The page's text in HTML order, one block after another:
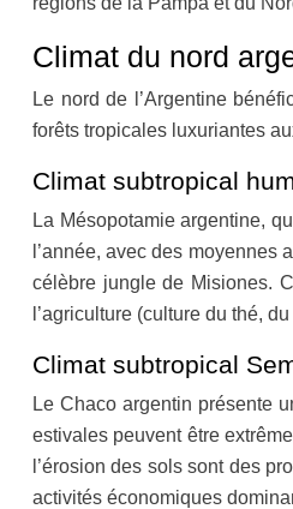
Climat du nord
Le nord de l’Argentine
forêts tropicales luxuriantes
Climat subtropical
La Mésopotamie argentine,
l’année, avec des
célèbre jungle de Misiones.
l’agriculture (culture du thé,
Climat subtropical
Le Chaco argentin présente
estivales peuvent être
l’érosion des sols sont des
activités économiques